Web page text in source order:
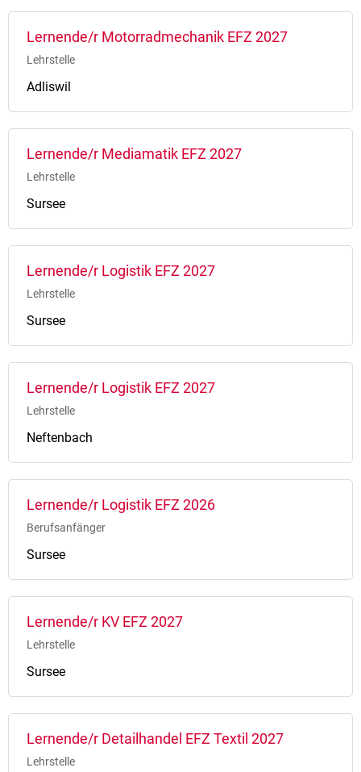
Lernende/r Motorradmechanik EFZ 2027
Lehrstelle
Adliswil
Lernende/r Mediamatik EFZ 2027
Lehrstelle
Sursee
Lernende/r Logistik EFZ 2027
Lehrstelle
Sursee
Lernende/r Logistik EFZ 2027
Lehrstelle
Neftenbach
Lernende/r Logistik EFZ 2026
Berufsanfänger
Sursee
Lernende/r KV EFZ 2027
Lehrstelle
Sursee
Lernende/r Detailhandel EFZ Textil 2027
Lehrstelle